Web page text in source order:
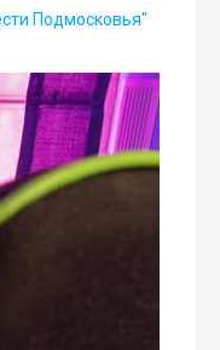
Подмосковья"